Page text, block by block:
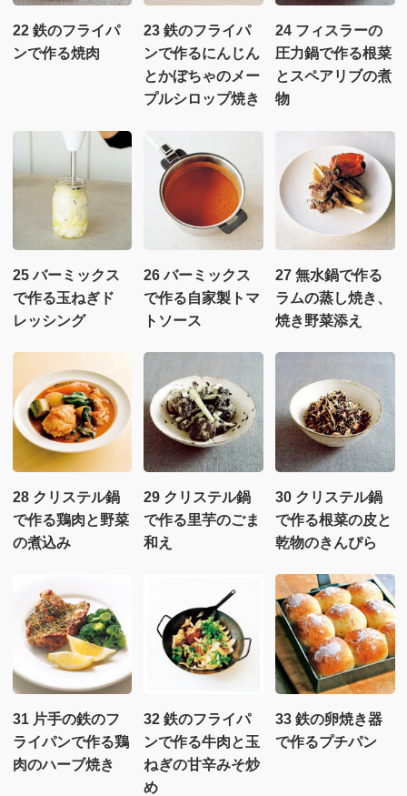
22 鉄のフライパ
ンで作る焼肉
23 鉄のフライパ
ンで作るにんじん
とかぼちゃのメー
プルシロップ焼き
24 フィスラーの
圧力鍋で作る根菜
とスペアリブの煮
物
25 バーミックス
で作る玉ねぎド
レッシング
26 バーミックス
で作る自家製トマ
トソース
27 無水鍋で作る
ラムの蒸し焼き、
焼き野菜添え
28 クリステル鍋
で作る鶏肉と野菜
の煮込み
29 クリステル鍋
で作る里芋のごま
和え
30 クリステル鍋
で作る根菜の皮と
乾物のきんぴら
31 片手の鉄のフ
ライパンで作る鶏
肉のハーブ焼き
32 鉄のフライパ
ンで作る牛肉と玉
ねぎの甘辛みそ炒
め
33 鉄の卵焼き器
で作るプチパン